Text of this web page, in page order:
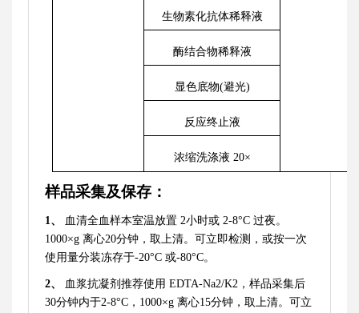
生物素化抗体稀释液
酶结合物稀释液
显色底物(避光)
反应终止液
浓缩洗涤液 20×
样品采集及保存 ：
1、 血清全血样本室温放置 2小时或 2-8°C 过夜。
1000×g 离心20分钟，取上清。可立即检测，或按一次
使用量分装冻存于-20°C 或-80°C。
2、 血浆抗凝剂推荐使用 EDTA-Na2/K2，样品采集后
30分钟内于2-8°C，1000×g 离心15分钟，取上清。可立